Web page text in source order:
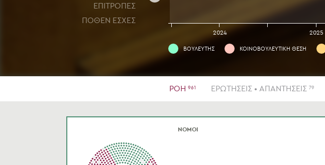
ΕΠΙΤΡΟΠΕΣ
ΠΟΘΕΝ ΕΣΧΕΣ
2024 2025
ΒΟΥΛΕΥΤΗΣ ΚΟΙΝΟΒΟΥΛΕΥΤΙΚΗ ΘΕΣΗ
ΡΟΗ 961 ΕΡΩΤΗΣΕΙΣ • ΑΠΑΝΤΗΣΕΙΣ 79
ΝΟΜΟΙ